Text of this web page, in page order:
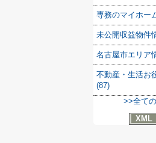
専務のマイホー
未公開収益物件
名古屋市エリア
不動産・生活お
(87)
>>全て
XML